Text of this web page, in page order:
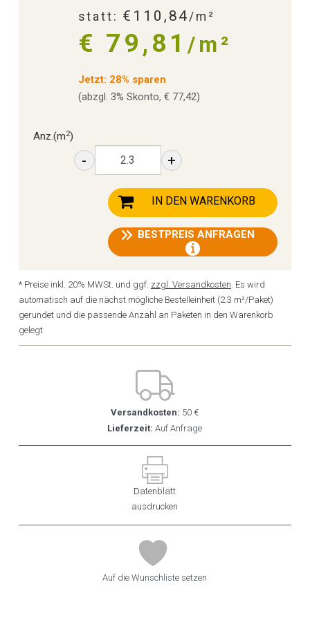
statt: €110,84/m²
€ 79,81/m²
Jetzt: 28% sparen
(abzgl. 3% Skonto, € 77,42)
Anz.(m2)
- +
IN DEN WARENKORB
BESTPREIS ANFRAGEN
* Preise inkl. 20% MWSt. und ggf. zzgl. Versandkosten. Es wird
automatisch auf die nächst mögliche Bestelleinheit (2.3 m²/Paket)
gerundet und die passende Anzahl an Paketen in den Warenkorb
gelegt.
Versandkosten: 50 €
Lieferzeit: Auf Anfrage
Datenblatt
ausdrucken
Auf die Wunschliste setzen